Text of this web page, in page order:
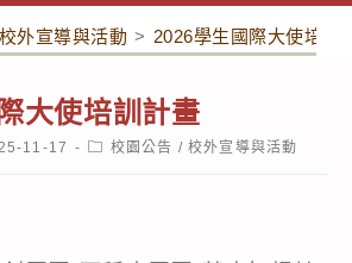
校外宣導與活動 > 2026學生國際大使培訓
大使培訓計畫
11-17
Post校園公告 / 校外宣導與活動